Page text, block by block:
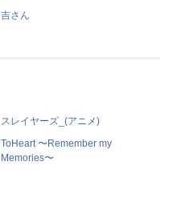
吉さん
スレイヤーズ_(アニメ)
ToHeart 〜Remember my
Memories〜